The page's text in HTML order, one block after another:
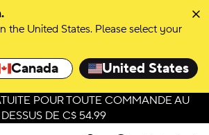
the United States. Please select your
Canada United States
POUR TOUTE COMMANDE AU
DESSUS DE C$ 54.99